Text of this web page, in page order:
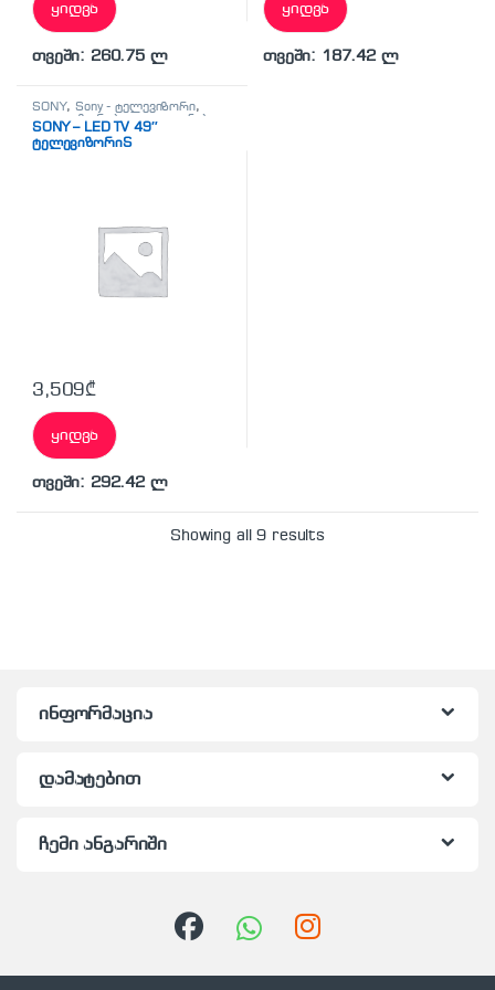
ყიდვა
თვეში: 260.75 ლ
ყიდვა
თვეში: 187.42 ლ
SONY,Sony - ტელევიზორი,
ტელევიზორები ,
ტელეფონები,
პლანშეტები,
აქსესუარები,ტელევიზორი
SONY – LED TV 49″
ტელევიზორიS
3,509₾
ყიდვა
თვეში: 292.42 ლ
Showing all 9 results
ინფორმაცია
დამატებით
ჩემი ანგარიში